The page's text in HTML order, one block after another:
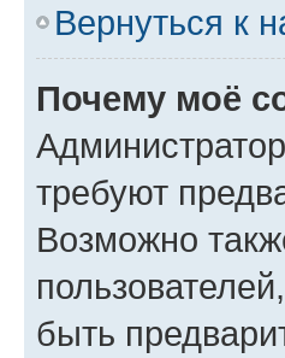
Вернуться к
Почему моё
требуют
Возможно
быть